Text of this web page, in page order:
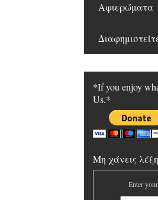
Αφιερώματα
*If you enjoy
Us.*
Μη χάνεις
Enter